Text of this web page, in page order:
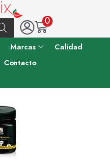
0
Marcas
Calidad
Contacto